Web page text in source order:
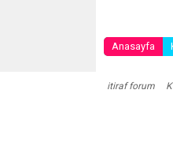
Anasayfa
itiraf forum